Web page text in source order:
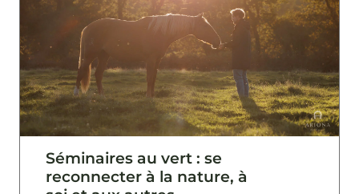
Séminaires au vert : se
reconnecter à la nature, à